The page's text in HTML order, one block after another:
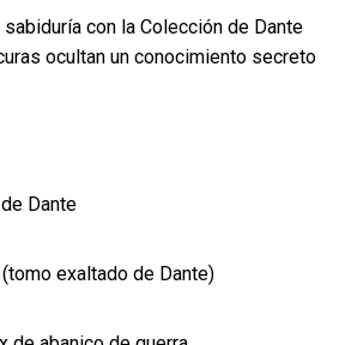
con la Colección de Dante
ocultan un conocimiento secreto
Dante
exaltado de Dante)